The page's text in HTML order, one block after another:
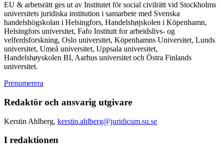
EU & arbetsrätt ges ut av Institutet för social civilrätt vid Stockholms
universitets juridiska institution i samarbete med Svenska
handelshögskolan i Helsingfors, Handelshøjskolen i Köpenhamn,
Helsingfors universitet, Fafo Institutt for arbeidslivs- og
velferdsforskning, Oslo universitet, Köpenhamns Universitet, Lunds
universitet, Umeå universitet, Uppsala universitet,
Handelshøyskolen BI, Aarhus universitet och Östra Finlands
universitet.
Prenumerera
Redaktör och ansvarig utgivare
Kerstin Ahlberg, kerstin.ahlberg@juridicum.su.se
I redaktionen